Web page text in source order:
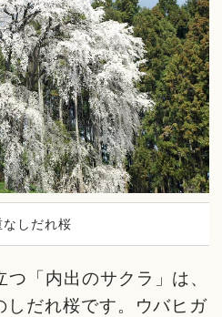
しだれ桜
「内出のサクラ」は、
だれ桜です。ウバヒガ